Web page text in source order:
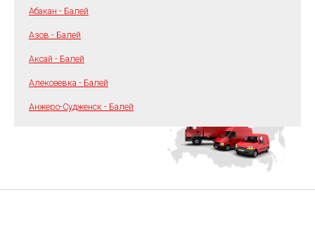
Абакан - Балей
Азов - Балей
Аксай - Балей
Алексеевка - Балей
Анжеро-Судженск - Балей